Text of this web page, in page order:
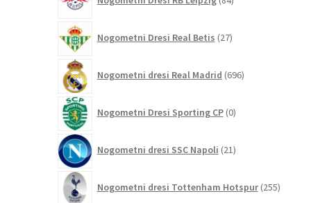
izdelkov
Nogometni Dresi Real Betis 27izdelkov
Nogometni dresi Real Madrid 696izdelkov
Nogometni Dresi Sporting CP 0izdelkov
Nogometni dresi SSC Napoli 21izdelkov
Nogometni dresi Tottenham Hotspur 255